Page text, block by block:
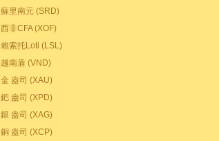
蘇里南元 (SRD)
西非CFA (XOF)
賴索托Loti (LSL)
越南盾 (VND)
金 盎司 (XAU)
鈀 盎司 (XPD)
銀 盎司 (XAG)
銅 盎司 (XCP)